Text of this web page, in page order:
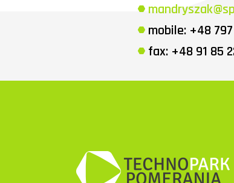
mobile: +48
fax: +48 91 85